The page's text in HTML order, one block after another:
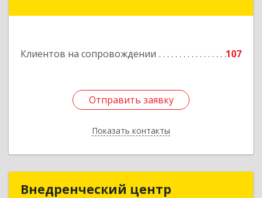
Клиентов на сопровождении 107
Отправить заявку
Показать контакты
Отправить заявку
Назад
Внедренческий центр
Внедренческий центр